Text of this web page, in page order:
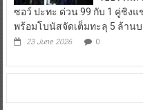
ซอว์ ปะทะ ด่วน 99 กับ 1 คู่ชิง
พร้อมโบนัสจัดเต็มทะลุ 5 ล้าน
23 June 2026 0